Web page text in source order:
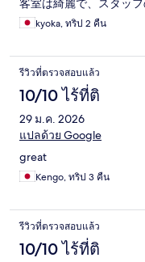
客室は綺麗で、スタッ
kyoka, ทริป 2 คืน
รีวิวที่ตรวจสอบแล้ว
10/10 ไร้ที่ติ
29 ม.ค. 2026
แปลด้วย Google
great
Kengo, ทริป 3 คืน
รีวิวที่ตรวจสอบแล้ว
10/10 ไร้ที่ติ